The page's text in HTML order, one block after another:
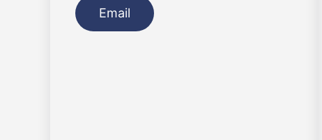
Email